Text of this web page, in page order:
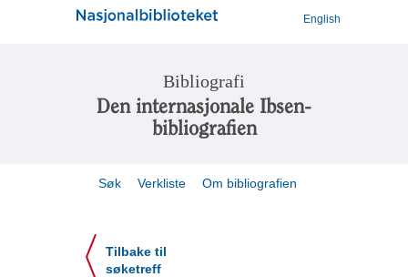
English
Bibliografi
Den internasjonale Ibsen-
bibliografien
Søk Verkliste Om bibliografien
Tilbake til
søketreff